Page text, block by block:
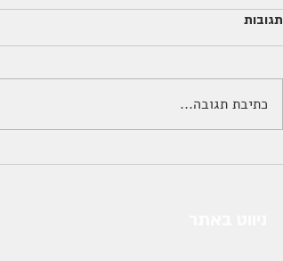
איך מוצר חברתי נולד?
תגובות
כתיבת תגובה...